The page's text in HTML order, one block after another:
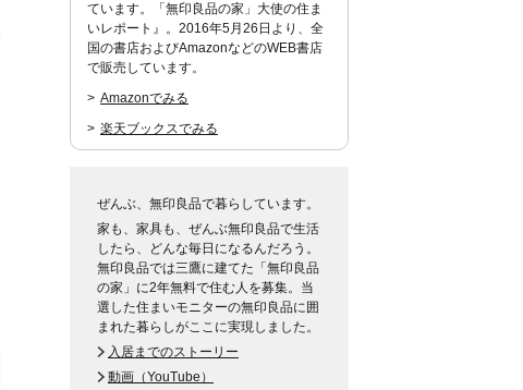
ています。「無印良品の家」大使の住ま
いレポート』。2016年5月26日より、全
国の書店およびAmazonなどのWEB書店
で販売しています。
Amazonでみる
楽天ブックスでみる
ぜんぶ、無印良品で暮らしています。
家も、家具も、ぜんぶ無印良品で生活
したら、どんな毎日になるんだろう。
無印良品では三鷹に建てた「無印良品
の家」に2年無料で住む人を募集。当
選した住まいモニターの無印良品に囲
まれた暮らしがここに実現しました。
入居までのストーリー
動画（YouTube）